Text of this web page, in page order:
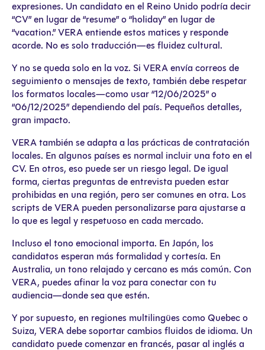
expresiones. Un candidato en el Reino Unido podría decir
“CV” en lugar de “resume” o “holiday” en lugar de
“vacation.” VERA entiende estos matices y responde
acorde. No es solo traducción—es fluidez cultural.
Y no se queda solo en la voz. Si VERA envía correos de
seguimiento o mensajes de texto, también debe respetar
los formatos locales—como usar “12/06/2025” o
“06/12/2025” dependiendo del país. Pequeños detalles,
gran impacto.
VERA también se adapta a las prácticas de contratación
locales. En algunos países es normal incluir una foto en el
CV. En otros, eso puede ser un riesgo legal. De igual
forma, ciertas preguntas de entrevista pueden estar
prohibidas en una región, pero ser comunes en otra. Los
scripts de VERA pueden personalizarse para ajustarse a
lo que es legal y respetuoso en cada mercado.
Incluso el tono emocional importa. En Japón, los
candidatos esperan más formalidad y cortesía. En
Australia, un tono relajado y cercano es más común. Con
VERA, puedes afinar la voz para conectar con tu
audiencia—donde sea que estén.
Y por supuesto, en regiones multilingües como Quebec o
Suiza, VERA debe soportar cambios fluidos de idioma. Un
candidato puede comenzar en francés, pasar al inglés a